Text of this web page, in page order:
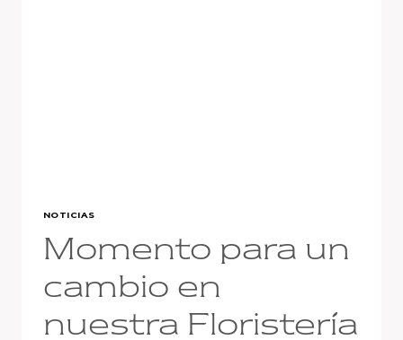
NOTICIAS
Momento para un
cambio en
nuestra Floristería